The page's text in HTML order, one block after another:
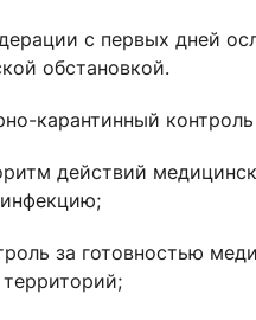
с первых дней
обстановкой.
карантинный
действий
за готовностью